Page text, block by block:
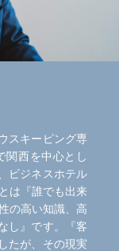
スキーピング専
関西を中心とし
ビジネスホテル
は『誰でも出来
の高い知識、高
し』です。『客
たが、その現実